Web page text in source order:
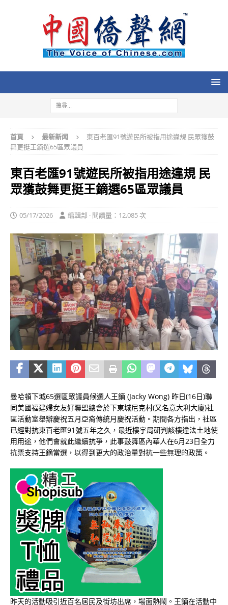
首頁 最新新闻
東百老匯91號遊民所被指用途違規 民眾獲鼓
舞更挺王鏑選65區眾議員
東百老匯91號遊民所被指用途違規 民
眾獲鼓舞更挺王鏑選65區眾議員
05/17/2026 編輯部 · 閱讀量：12,085 次
曼哈頓下城65選區眾議員候選人王鏑 (Jacky Wong) 昨日(16日)聯
同美國福建婦女友好聯盟總會於下東城尼克村(又名意大利大廈)社
區活動室舉辦慶祝五月亞裔傳統月慶祝活動。期間各方指出，社區
已經對抗東百老匯91號五年之久，最近樓宇局研判該樓違法土地使
用用途，他們會就此繼續抗爭，此事鼓舞區內華人在6月23日全力
抗票支持王鏑當選，以得到更大的政治量對抗一些無理的政策。
昨天的活動吸引近百名居民及街坊出席，場面熱鬧。王鏑在活動中